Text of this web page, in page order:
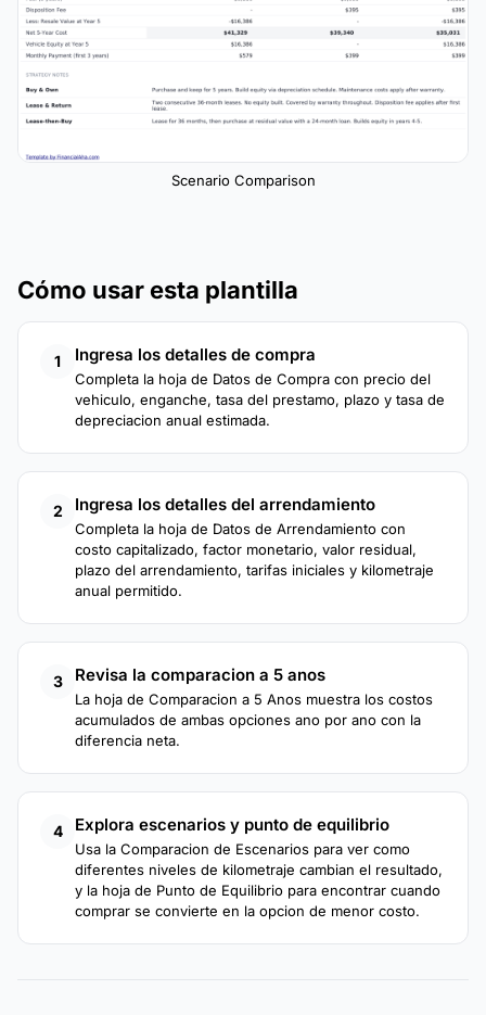
Scenario Comparison
Cómo usar esta plantilla
1 Ingresa los detalles de compra
Completa la hoja de Datos de Compra con precio del
vehiculo, enganche, tasa del prestamo, plazo y tasa de
depreciacion anual estimada.
2 Ingresa los detalles del arrendamiento
Completa la hoja de Datos de Arrendamiento con
costo capitalizado, factor monetario, valor residual,
plazo del arrendamiento, tarifas iniciales y kilometraje
anual permitido.
3 Revisa la comparacion a 5 anos
La hoja de Comparacion a 5 Anos muestra los costos
acumulados de ambas opciones ano por ano con la
diferencia neta.
4 Explora escenarios y punto de equilibrio
Usa la Comparacion de Escenarios para ver como
diferentes niveles de kilometraje cambian el resultado,
y la hoja de Punto de Equilibrio para encontrar cuando
comprar se convierte en la opcion de menor costo.